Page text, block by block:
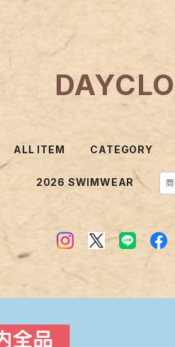
ALL ITEM CATEGORY
2026 SWIMWEAR